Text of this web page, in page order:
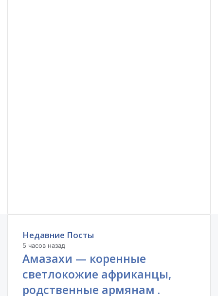
Недавние Посты
5 часов назад
Амазахи — коренные
светлокожие африканцы,
родственные армянам .